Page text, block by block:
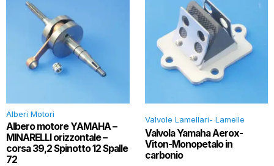
Alberi Motori
Albero motore YAMAHA –
MINARELLI orizzontale –
corsa 39,2 Spinotto 12 Spalle
72
Valvole Lamellari- Lamelle
Valvola Yamaha Aerox-
Viton-Monopetalo in
carbonio